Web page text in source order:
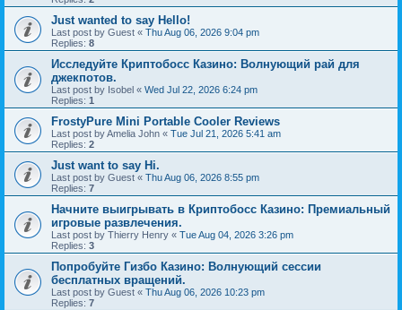
Just wanted to say Hello!
Last post by Guest « Thu Aug 06, 2026 9:04 pm
Replies: 8
Исследуйте Криптобосс Казино: Волнующий рай для
джекпотов.
Last post by Isobel « Wed Jul 22, 2026 6:24 pm
Replies: 1
FrostyPure Mini Portable Cooler Reviews
Last post byAmelia John « Tue Jul 21, 2026 5:41 am
Replies: 2
Just want to say Hi.
Last post by Guest « Thu Aug 06, 2026 8:55 pm
Replies: 7
Начните выигрывать в Криптобосс Казино: Премиальный
игровые развлечения.
Last post by Thierry Henry « Tue Aug 04, 2026 3:26 pm
Replies: 3
Попробуйте Гизбо Казино: Волнующий сессии
бесплатных вращений.
Last post by Guest « Thu Aug 06, 2026 10:23 pm
Replies: 7